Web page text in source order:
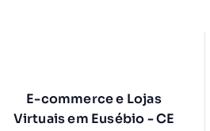
E-commerce e Lojas
Virtuais em Eusébio - CE